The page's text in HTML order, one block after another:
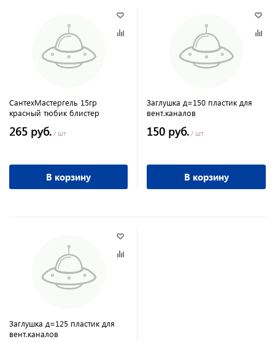
СантехМастергель 15гр
красный тюбик блистер
265 руб. / шт
В корзину
Заглушка д=150 пластик для
вент.каналов
150 руб. / шт
В корзину
Заглушка д=125 пластик для
вент.каналов